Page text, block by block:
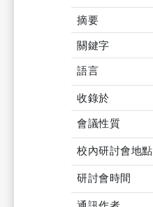
摘要
關鍵字
語言
收錄於
會議性質
校內研討會地點
研討會時間